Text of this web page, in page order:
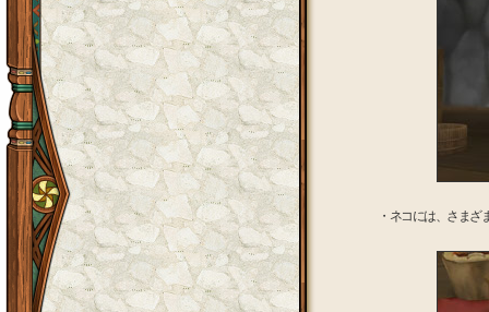
・ネコには、さま